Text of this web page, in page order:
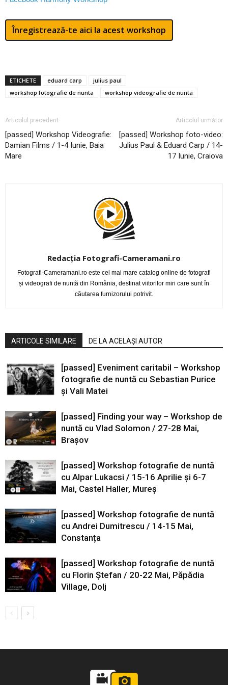
Înregistrează-te aici la acest workshop
ETICHETE eduard carp
julius paul
workshop fotografie de nunta
workshop videografie de nunta
Articolul precedent
[passed] Workshop Videografie:
Damian Films / 1-4 Iunie, Baia
Mare
Articolul următor
[passed] Workshop foto-video:
Julius Paul & Eduard Carp / 14-
17 Iunie, Craiova
Redacția Fotografi-Cameramani.ro
Fotografi-Cameramani.ro este cel mai mare catalog online de fotografi
și videografi de nuntă din România, destinat viitorilor miri care sunt în
căutarea furnizorului potrivit.
ARTICOLE SIMILARE DE LA ACELAȘI AUTOR
[passed] Eveniment caritabil – Workshop
fotografie de nuntă cu Sebastian Purice
și Vali Matei
[passed] Finding your way – Workshop de
nuntă cu Vlad Solomon / 27-28 Mai,
Brașov
[passed] Workshop fotografie de nuntă
cu Alpar Lukacsi / 15-16 Aprilie și 6-7
Mai, Castel Haller, Mureș
[passed] Workshop fotografie de nuntă
cu Andrei Dumitrescu / 14-15 Mai,
Constanța
[passed] Workshop fotografie de nuntă
cu Florin Ștefan / 20-22 Mai, Păpădia
Village, Dolj